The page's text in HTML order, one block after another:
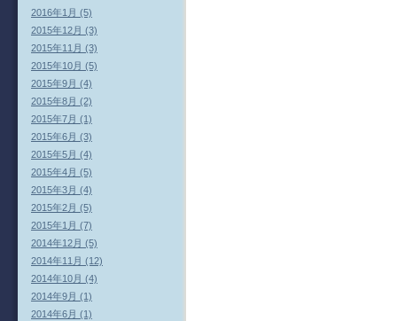
2016年1月 (5)
2015年12月 (3)
2015年11月 (3)
2015年10月 (5)
2015年9月 (4)
2015年8月 (2)
2015年7月 (1)
2015年6月 (3)
2015年5月 (4)
2015年4月 (5)
2015年3月 (4)
2015年2月 (5)
2015年1月 (7)
2014年12月 (5)
2014年11月 (12)
2014年10月 (4)
2014年9月 (1)
2014年6月 (1)